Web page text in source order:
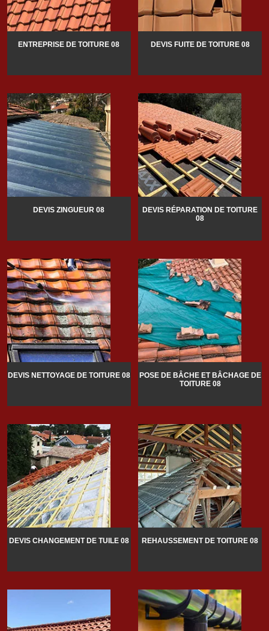
ENTREPRISE DE TOITURE 08 DEVIS FUITE DE TOITURE 08
DEVIS ZINGUEUR 08
DEVIS RÉPARATION DE TOITURE
08
DEVIS NETTOYAGE DE TOITURE 08
POSE DE BÂCHE ET BÂCHAGE DE
TOITURE 08
DEVIS CHANGEMENT DE TUILE 08 REHAUSSEMENT DE TOITURE 08